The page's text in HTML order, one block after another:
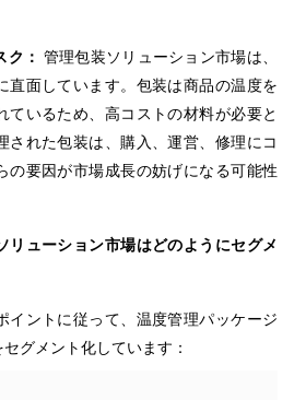
： 管理包装ソリューション市場は、
直面しています。包装は商品の温度を
ているため、高コストの材料が必要と
された包装は、購入、運営、修理にコ
の要因が市場成長の妨げになる可能性
リューション市場はどのようにセグメ
イントに従って、温度管理パッケージ
グメント化しています：